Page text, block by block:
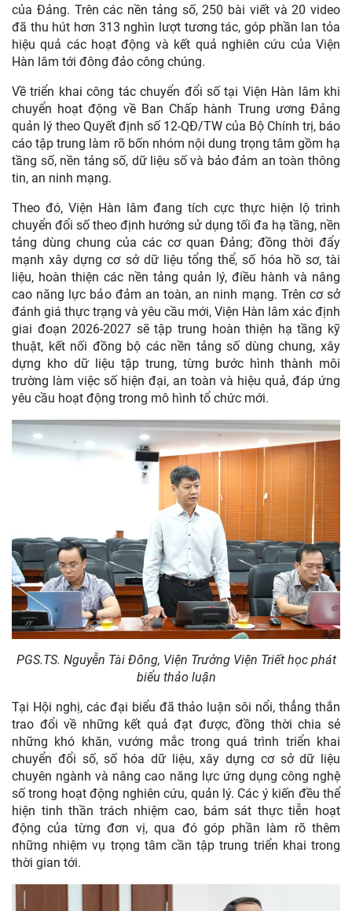
của Đảng. Trên các nền tảng số, 250 bài viết và 20 video
đã thu hút hơn 313 nghìn lượt tương tác, góp phần lan tỏa
hiệu quả các hoạt động và kết quả nghiên cứu của Viện
Hàn lâm tới đông đảo công chúng.
Về triển khai công tác chuyển đổi số tại Viện Hàn lâm khi
chuyển hoạt động về Ban Chấp hành Trung ương Đảng
quản lý theo Quyết định số 12-QĐ/TW của Bộ Chính trị, báo
cáo tập trung làm rõ bốn nhóm nội dung trọng tâm gồm hạ
tầng số, nền tảng số, dữ liệu số và bảo đảm an toàn thông
tin, an ninh mạng.
Theo đó, Viện Hàn lâm đang tích cực thực hiện lộ trình
chuyển đổi số theo định hướng sử dụng tối đa hạ tầng, nền
tảng dùng chung của các cơ quan Đảng; đồng thời đẩy
mạnh xây dựng cơ sở dữ liệu tổng thể, số hóa hồ sơ, tài
liệu, hoàn thiện các nền tảng quản lý, điều hành và nâng
cao năng lực bảo đảm an toàn, an ninh mạng. Trên cơ sở
đánh giá thực trạng và yêu cầu mới, Viện Hàn lâm xác định
giai đoạn 2026-2027 sẽ tập trung hoàn thiện hạ tầng kỹ
thuật, kết nối đồng bộ các nền tảng số dùng chung, xây
dựng kho dữ liệu tập trung, từng bước hình thành môi
trường làm việc số hiện đại, an toàn và hiệu quả, đáp ứng
yêu cầu hoạt động trong mô hình tổ chức mới.
PGS.TS. Nguyễn Tài Đông, Viện Trưởng Viện Triết học phát
biểu thảo luận
Tại Hội nghị, các đại biểu đã thảo luận sôi nổi, thẳng thắn
trao đổi về những kết quả đạt được, đồng thời chia sẻ
những khó khăn, vướng mắc trong quá trình triển khai
chuyển đổi số, số hóa dữ liệu, xây dựng cơ sở dữ liệu
chuyên ngành và nâng cao năng lực ứng dụng công nghệ
số trong hoạt động nghiên cứu, quản lý. Các ý kiến đều thể
hiện tinh thần trách nhiệm cao, bám sát thực tiễn hoạt
động của từng đơn vị, qua đó góp phần làm rõ thêm
những nhiệm vụ trọng tâm cần tập trung triển khai trong
thời gian tới.